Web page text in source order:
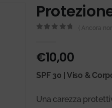
( Ancora
€10,00
SPF 30 | Viso &
Una carezza